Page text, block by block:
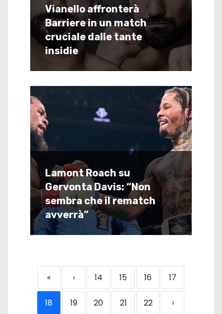
Vianello affronterà
Barriere in un match
cruciale dalle tante
insidie
Lamont Roach su
Gervonta Davis: “Non
sembra che il rematch
avverrà”
« ‹ 14 15 16 17
18 19 20 21 22 ›